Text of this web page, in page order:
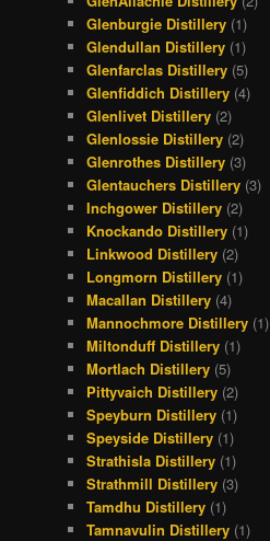
Glenburgie Distillery (1)
Glendullan Distillery (1)
Glenfarclas Distillery (5)
Glenfiddich Distillery (4)
Glenlivet Distillery (2)
Glenlossie Distillery (2)
Glenrothes Distillery (3)
Glentauchers Distillery (3)
Inchgower Distillery (2)
Knockando Distillery (1)
Linkwood Distillery (2)
Longmorn Distillery (1)
Macallan Distillery (4)
Mannochmore Distillery (1)
Miltonduff Distillery (1)
Mortlach Distillery (5)
Pittyvaich Distillery (2)
Speyburn Distillery (1)
Speyside Distillery (1)
Strathisla Distillery (1)
Strathmill Distillery (3)
Tamdhu Distillery (1)
Tamnavulin Distillery (1)